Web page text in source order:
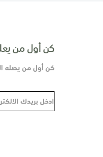
كن أول من
كن أول من يصله
س
ج